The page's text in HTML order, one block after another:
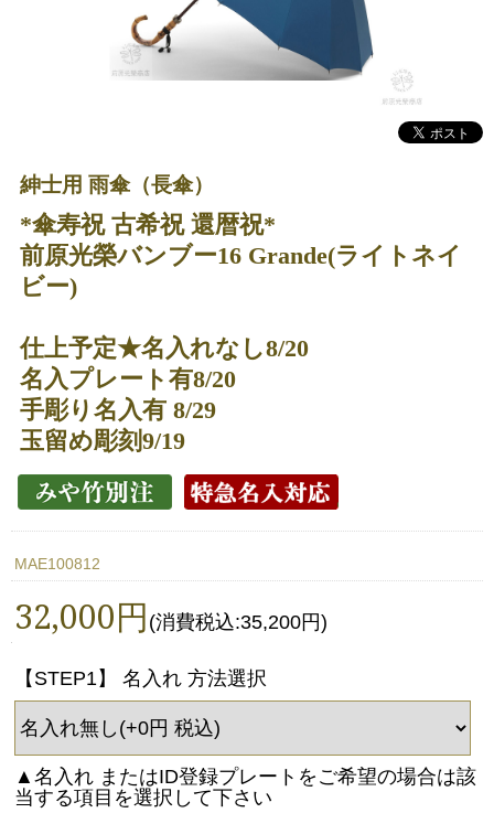
紳士用 雨傘（長傘）
*傘寿祝 古希祝 還暦祝*
前原光榮バンブー16 Grande(ライトネイ
ビー)
仕上予定★名入れなし8/20
名入プレート有8/20
手彫り名入有 8/29
玉留め彫刻9/19
MAE100812
32,000円 (消費税込:35,200円)
【STEP1】 名入れ 方法選択
▲名入れ またはID登録プレートをご希望の場合は該
当する項目を選択して下さい